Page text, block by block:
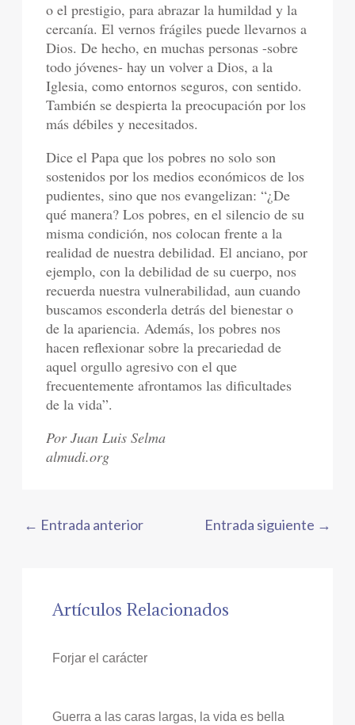
o el prestigio, para abrazar la humildad y la
cercanía. El vernos frágiles puede llevarnos a
Dios. De hecho, en muchas personas -sobre
todo jóvenes- hay un volver a Dios, a la
Iglesia, como entornos seguros, con sentido.
También se despierta la preocupación por los
más débiles y necesitados.
Dice el Papa que los pobres no solo son
sostenidos por los medios económicos de los
pudientes, sino que nos evangelizan: “¿De
qué manera? Los pobres, en el silencio de su
misma condición, nos colocan frente a la
realidad de nuestra debilidad. El anciano, por
ejemplo, con la debilidad de su cuerpo, nos
recuerda nuestra vulnerabilidad, aun cuando
buscamos esconderla detrás del bienestar o
de la apariencia. Además, los pobres nos
hacen reflexionar sobre la precariedad de
aquel orgullo agresivo con el que
frecuentemente afrontamos las dificultades
de la vida”.
Por Juan Luis Selma
almudi.org
← Entrada anterior Entrada siguiente →
Artículos Relacionados
Forjar el carácter
Guerra a las caras largas, la vida es bella